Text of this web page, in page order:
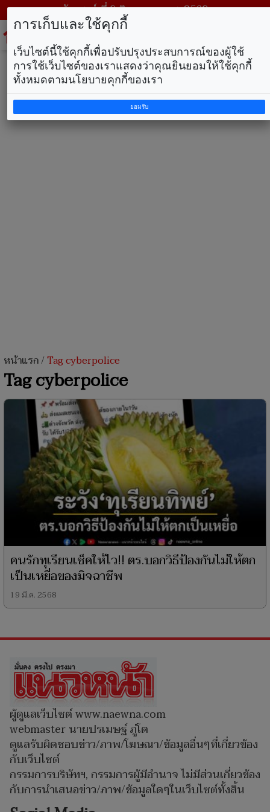
วันเสาร์ ที่ 8 สิงหาคม พ.ศ. 2569
หน้าแรก/Tag cyberpolice
Tag cyberpolice
คนรักทุเรียนเช็คให้ไว!! ตร.บอกวิธีป้องกันไม่ให้ตก
เป็นเหยื่อของมิจฉาชีพ
19 มี.ค. 2568
ผู้ดูแลเว็บไซต์ www.naewna.com
webmaster นายปรเมษฐ์ ภู่โต
ดูแลรับผิดชอบข่าว/ภาพ/โฆษณา/ข้อมูลอื่นๆที่เกี่ยวข้อง
กับเว็บไซต์
กรรมการบริษัทฯ, กรรมการผู้มีอำนาจ ไม่มีส่วนเกี่ยวข้อง
กับการนำเสนอข่าว/ภาพ/ข้อมูลใดๆในเว็บไซต์ทั้งสิ้น
การเก็บและใช้คุกกี้
เว็บไซต์นี้ใช้คุกกี้เพื่อปรับปรุงประสบการณ์ของผู้ใช้
การใช้เว็บไซต์ของเราแสดงว่าคุณยินยอมให้ใช้คุกกี้
ทั้งหมดตามนโยบายคุกกี้ของเรา
ยอมรับ